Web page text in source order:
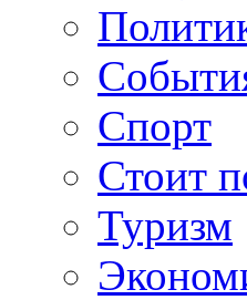
Спорт
Стоит
Туризм